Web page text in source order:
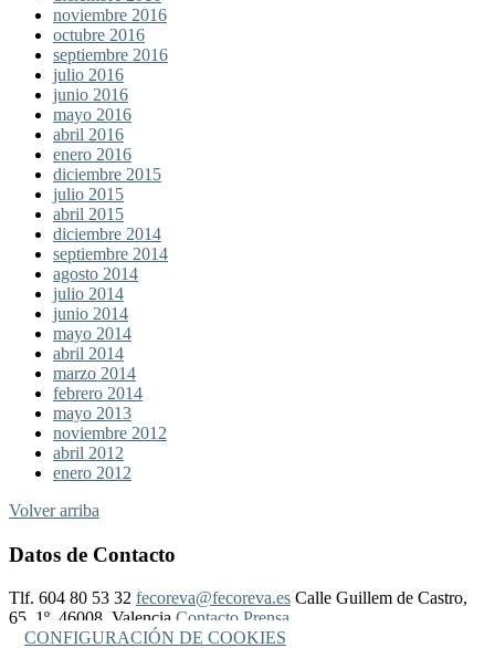
noviembre 2016
octubre 2016
septiembre 2016
julio 2016
junio 2016
mayo 2016
abril 2016
enero 2016
diciembre 2015
julio 2015
abril 2015
diciembre 2014
septiembre 2014
agosto 2014
julio 2014
junio 2014
mayo 2014
abril 2014
marzo 2014
febrero 2014
mayo 2013
noviembre 2012
abril 2012
enero 2012
Volver arriba
Datos de Contacto
Tlf. 604 80 53 32 fecoreva@fecoreva.es Calle Guillem de Castro,
65, 1º, 46008, Valencia Contacto Prensa
CONFIGURACIÓN DE COOKIES